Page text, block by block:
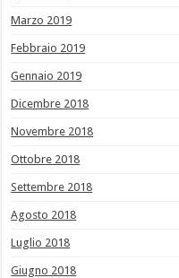
Marzo 2019
Febbraio 2019
Gennaio 2019
Dicembre 2018
Novembre 2018
Ottobre 2018
Settembre 2018
Agosto 2018
Luglio 2018
Giugno 2018